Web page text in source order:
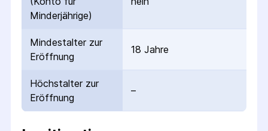
Minderjährige)
Mindestalter zur
Eröffnung
18 Jahre
Höchstalter zur
Eröffnung
–